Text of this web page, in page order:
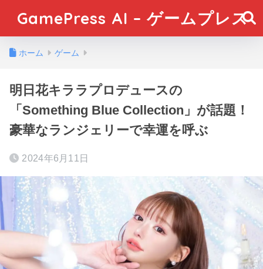
GamePress AI – ゲームプレス
ホーム ゲーム
明日花キララプロデュースの
「Something Blue Collection」が話題！
豪華なランジェリーで幸運を呼ぶ
2024年6月11日